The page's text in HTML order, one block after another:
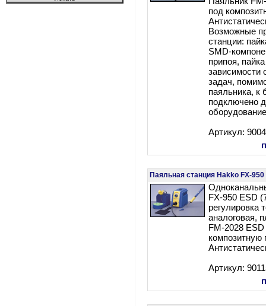
под
Возможные
станции:
SMD-
припоя,
зависимости
задач,
паяльника, к
подключено
Артикул:
Паяльная станция Hakko FX-950
FX-950 ESD
регулировка
аналоговая,
FM-2028
композитную
Артикул: